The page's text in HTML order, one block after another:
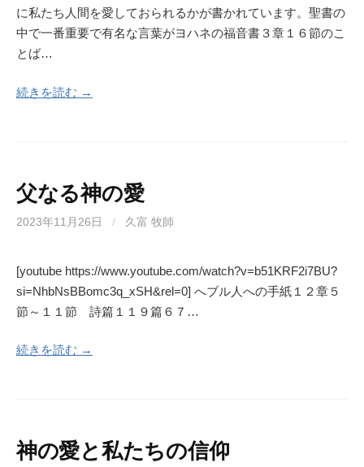
に私たち人間を愛しておられるかが書かれています。聖書の
中で一番重要で有名な言葉がヨハネの福音書３章１６節のこ
とば…
続きを読む →
父なる神の愛
2023年11月26日 / 久富 牧師
[youtube https://www.youtube.com/watch?v=b51KRF2i7BU?
si=NhbNsBBomc3q_xSH&rel=0] へブル人への手紙１２章５
節～１１節 詩篇１１９篇６７…
続きを読む →
神の愛と私たちの信仰